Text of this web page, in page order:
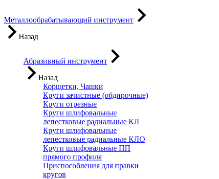
Металлообрабатывающий инструмент
Назад
Абразивный инструмент
Назад
Корщетки, Чашки
Круги зачистные (обдирочные)
Круги отрезные
Круги шлифовальные
лепестковые радиальные КЛ
Круги шлифовальные
лепестковые радиальные КЛО
Круги шлифовальные ПП
прямого профиля
Приспособления для правки
кругов